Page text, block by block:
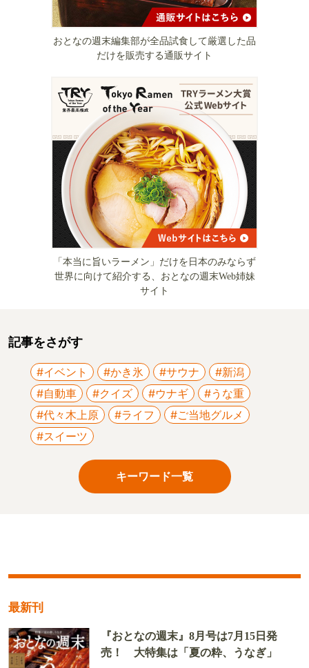
おとなの週末編集部が全品試食して厳選した品
だけを販売する通販サイト
「本当に旨いラーメン」だけを日本のみならず
世界に向けて紹介する、おとなの週末Web姉妹
サイト
記事をさがす
#イベント #かき氷 #サウナ
#新潟
#自動車
#クイズ #ウナギ
#うな重
#代々木上原
#ライフ
#ご当地グルメ
#スイーツ
キーワード一覧
最新刊
『おとなの週末』8月号は7月15日発
売！ 大特集は「夏の粋、うなぎ」